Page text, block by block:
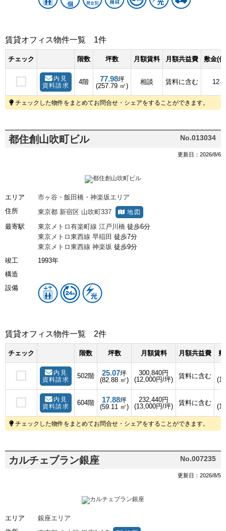
賃貸オフィス物件一覧 1件
チェック 階数 坪数 月額賃料 月額共益費 敷金(
内見
資料請求
4階 77.98坪
(257.79 ㎡)
相談 賃料に含む 12
チェックした物件をまとめてお問合せ・シェアをすることができます。
都住創山吹町ビル No.013034
更新日：2026/8/6
エリア
市ヶ谷・飯田橋・神楽坂エリア
住所
東京都 新宿区 山吹町337 地図
最寄駅 東京メトロ有楽町線 江戸川橋 徒歩6分
東京メトロ東西線 早稲田 徒歩7分
東京メトロ東西線 神楽坂 徒歩9分
竣工
1993年
構造
設備
賃貸オフィス物件一覧 2件
チェック 階数 坪数 月額賃料 月額共益費
内見
資料請求
502階 25.07坪
(82.88 ㎡)
300,840円
(12,000円/坪)
賃料に含む
内見
資料請求
604階 17.88坪
(59.11 ㎡)
232,440円
(13,000円/坪)
賃料に含む
チェックした物件をまとめてお問合せ・シェアをすることができます。
カルチェブラン銀座 No.007235
更新日：2026/8/5
エリア
銀座エリア